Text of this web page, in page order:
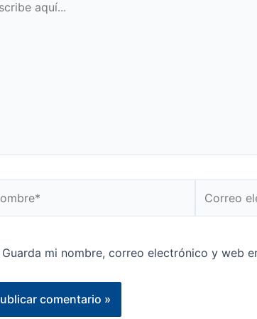
Guarda mi nombre, correo electrónico y web